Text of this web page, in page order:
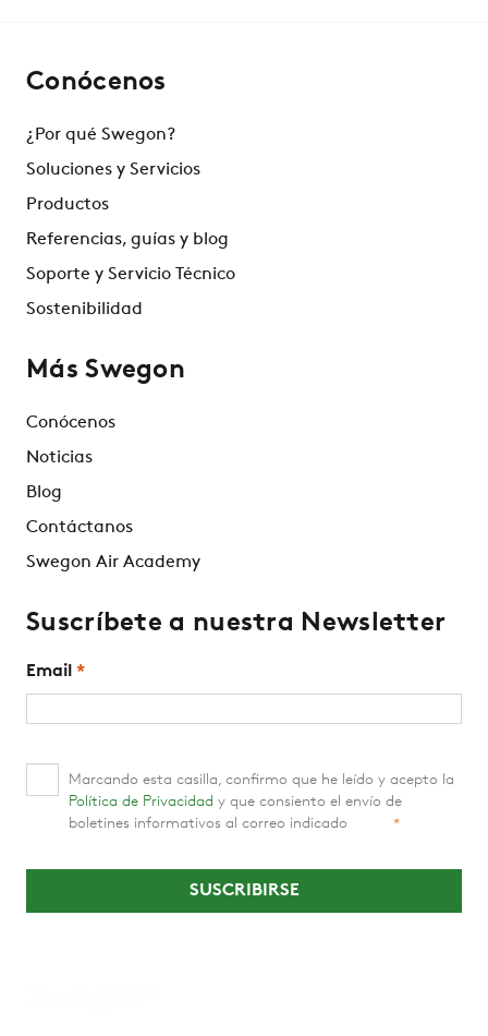
Conócenos
¿Por qué Swegon?
Soluciones y Servicios
Productos
Referencias, guías y blog
Soporte y Servicio Técnico
Sostenibilidad
Más Swegon
Conócenos
Noticias
Blog
Contáctanos
Swegon Air Academy
Suscríbete a nuestra Newsletter
Email *
Marcando esta casilla, confirmo que he leído y acepto la
Política de Privacidad y que consiento el envío de
boletines informativos al correo indicado
*